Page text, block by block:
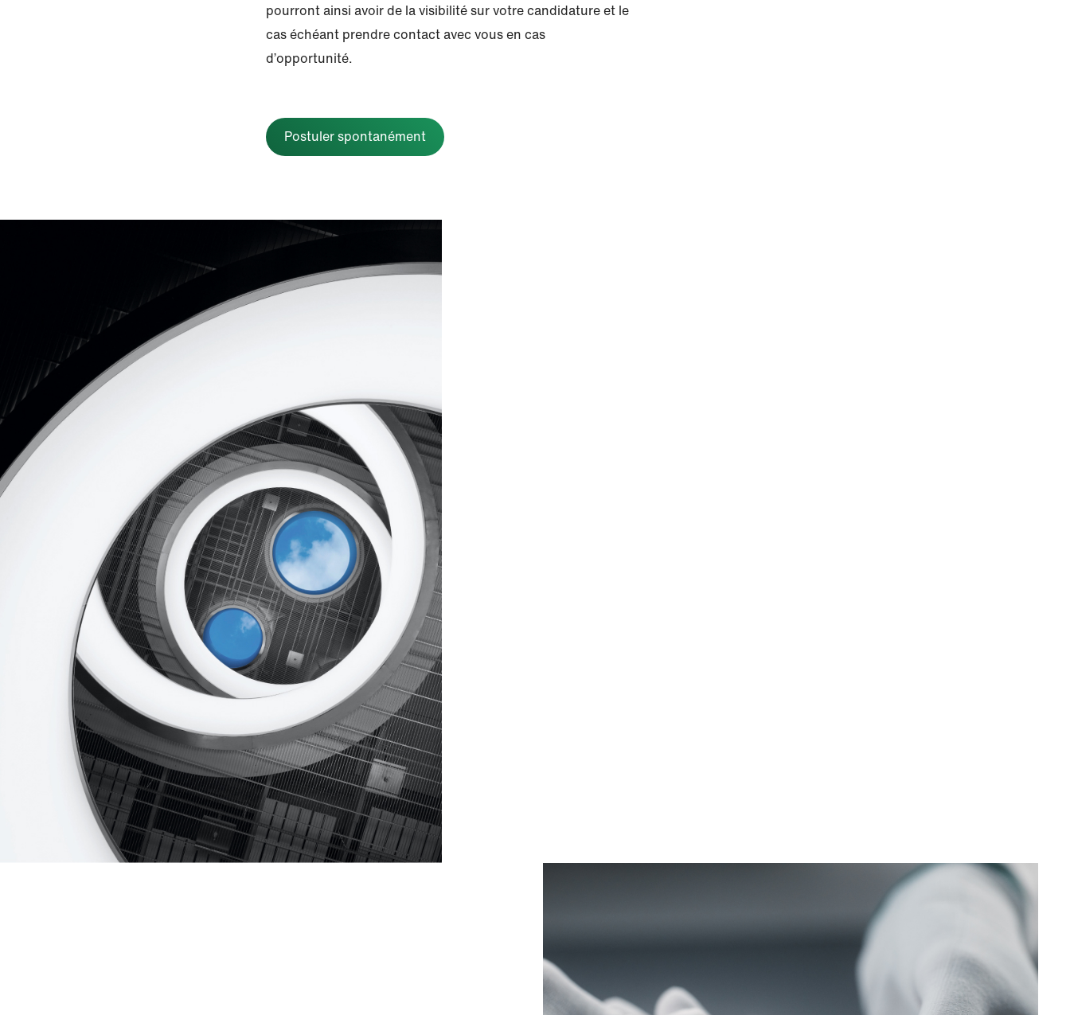
pourront ainsi avoir de la visibilité sur votre candidature et le
cas échéant prendre contact avec vous en cas
d’opportunité.
Postuler spontanément